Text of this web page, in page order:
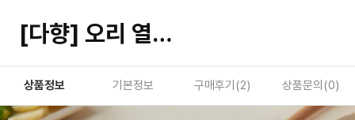
[다향] 오리 열탄불고기 간장맛 400gx3팩
상품정보 기본정보 구매후기(2) 상품문의(0)